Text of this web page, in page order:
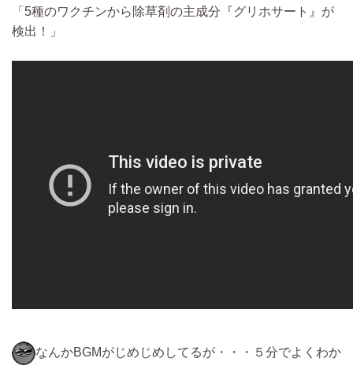
「5種のワクチンから除草剤の主成分『グリホサート』が
検出！」
なんかBGMがじめじめしてるが・・・５分でよくわか